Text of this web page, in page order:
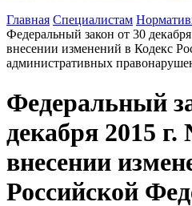
Главная Специалистам
Федеральный закон от 30
внесении изменений в Кодекс
административных
Федеральный
декабря 2015
внесении
Российской